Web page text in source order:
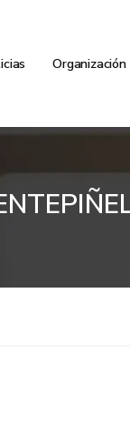
Organización